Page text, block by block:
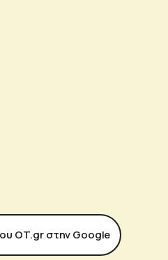
ΟΤ.gr στην Google